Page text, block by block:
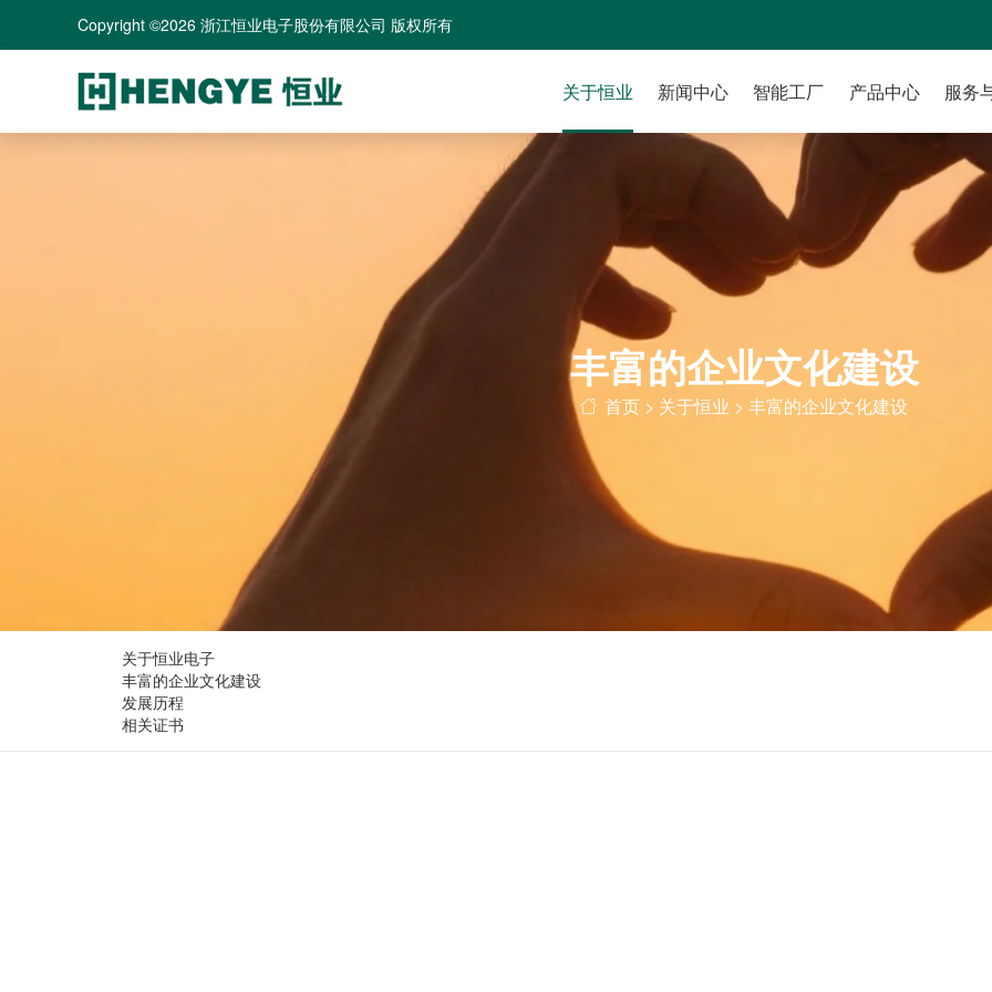
Copyright ©2026 浙江恒业电子股份有限公司 版权所有
关于恒业 新闻中心 智能工厂 产品中心 服务
丰富的企业文化建设
 首页 > 关于恒业 > 丰富的企业文化建设
关于恒业电子
丰富的企业文化建设
发展历程
相关证书